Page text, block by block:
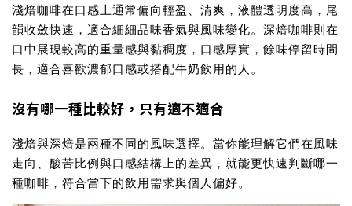
淺焙咖啡在口感上通常偏向輕盈、清爽，液體透明度高，尾
韻收斂快速，適合細細品味香氣與風味變化。深焙咖啡則在
口中展現較高的重量感與黏稠度，口感厚實，餘味停留時間
長，適合喜歡濃郁口感或搭配牛奶飲用的人。
沒有哪一種比較好，只有適不適合
淺焙與深焙是兩種不同的風味選擇。當你能理解它們在風味
走向、酸苦比例與口感結構上的差異，就能更快速判斷哪一
種咖啡，符合當下的飲用需求與個人偏好。